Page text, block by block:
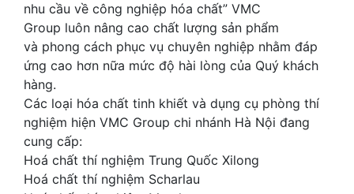
nhu cầu về công nghiệp hóa chất” VMC
Group luôn nâng cao chất lượng sản phẩm
và phong cách phục vụ chuyên nghiệp nhằm đáp
ứng cao hơn nữa mức độ hài lòng của Quý khách
hàng.
Các loại hóa chất tinh khiết và dụng cụ phòng thí
nghiệm hiện VMC Group chi nhánh Hà Nội đang
cung cấp:
Hoá chất thí nghiệm Trung Quốc Xilong
Hoá chất thí nghiệm Scharlau